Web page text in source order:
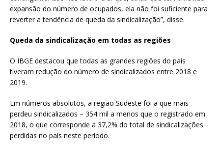
expansão do número de ocupados, ela não foi suficiente para
reverter a tendência de queda da sindicalização”, disse.
Queda da sindicalização em todas as regiões
O IBGE destacou que todas as grandes regiões do país
tiveram redução do número de sindicalizados entre 2018 e
2019.
Em números absolutos, a região Sudeste foi a que mais
perdeu sindicalizados – 354 mil a menos que o registrado em
2018, o que corresponde a 37,2% do total de sindicalizações
perdidas no país neste período.